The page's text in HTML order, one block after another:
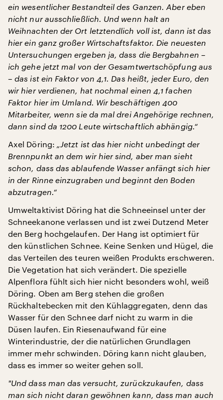
ein wesentlicher Bestandteil des Ganzen. Aber eben
nicht nur ausschließlich. Und wenn halt an
Weihnachten der Ort letztendlich voll ist, dann ist das
hier ein ganz großer Wirtschaftsfaktor. Die neuesten
Untersuchungen ergeben ja, dass die Bergbahnen –
ich gehe jetzt mal von der Gesamtwertschöpfung aus
– das ist ein Faktor von 4,1. Das heißt, jeder Euro, den
wir hier verdienen, hat nochmal einen 4,1 fachen
Faktor hier im Umland. Wir beschäftigen 400
Mitarbeiter, wenn sie da mal drei Angehörige rechnen,
dann sind da 1200 Leute wirtschaftlich abhängig.“
Axel Döring: „Jetzt ist das hier nicht unbedingt der
Brennpunkt an dem wir hier sind, aber man sieht
schon, dass das ablaufende Wasser anfängt sich hier
in der Rinne einzugraben und beginnt den Boden
abzutragen.“
Umweltaktivist Döring hat die Schneeinsel unter der
Schneekanone verlassen und ist zwei Dutzend Meter
den Berg hochgelaufen. Der Hang ist optimiert für
den künstlichen Schnee. Keine Senken und Hügel, die
das Verteilen des teuren weißen Produkts erschweren.
Die Vegetation hat sich verändert. Die spezielle
Alpenflora fühlt sich hier nicht besonders wohl, weiß
Döring. Oben am Berg stehen die großen
Rückhaltebecken mit den Kühlaggregaten, denn das
Wasser für den Schnee darf nicht zu warm in die
Düsen laufen. Ein Riesenaufwand für eine
Winterindustrie, der die natürlichen Grundlagen
immer mehr schwinden. Döring kann nicht glauben,
dass es immer so weiter gehen soll.
"Und dass man das versucht, zurückzukaufen, dass
man sich nicht daran gewöhnen kann, dass man auch